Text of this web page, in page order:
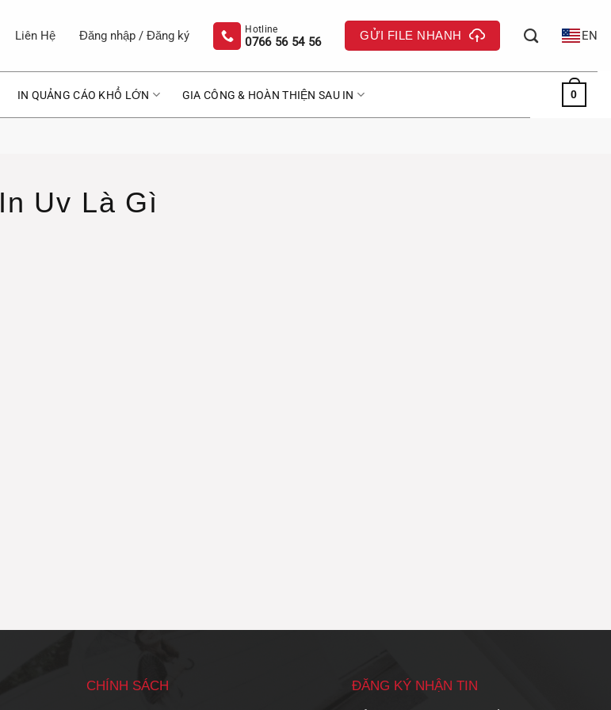
Liên Hệ Đăng nhập / Đăng ký 0766 56 54 56 GỬI FILE NHANH EN
IN QUẢNG CÁO KHỔ LỚN GIA CÔNG & HOÀN THIỆN SAU IN 0
In Uv Là Gì
CHÍNH SÁCH ĐĂNG KÝ NHẬN TIN